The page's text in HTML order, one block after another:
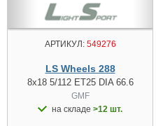
АРТИКУЛ:549276
LS Wheels 288
8x18 5/112 ET25 DIA 66.6
GMF
на складе >12 шт.